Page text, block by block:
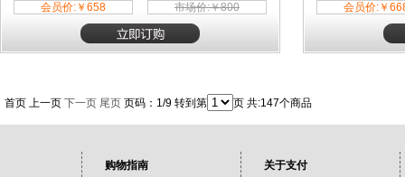
会员价:￥658
市场价:￥800 会员价:￥
首页 上一页 下一页 尾页 页码：1/9 转到第 页 共:147个商品
购物指南
关于支付